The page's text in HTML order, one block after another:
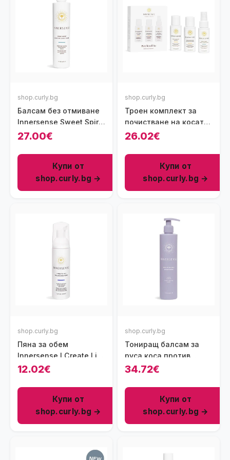
shop.curly.bg
Балсам без отмиване
Innersense Sweet Spirit,
295 мл
27.00€
Купи от
shop.curly.bg →
shop.curly.bg
Троен комплект за
почистване на косата
Innersense Pure Travel
26.02€
Купи от
shop.curly.bg →
shop.curly.bg
Пяна за обем
Innersense I Create Lift
Volumizing Foam, 70 мл
12.02€
Купи от
shop.curly.bg →
shop.curly.bg
Тониращ балсам за
руса коса против
жълти оттенъци,
34.72€
Купи от
shop.curly.bg →